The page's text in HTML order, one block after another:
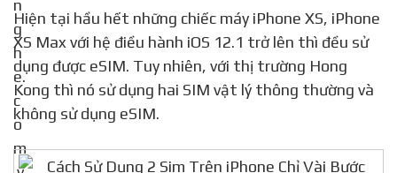
Hiện tại hầu hết những chiếc máy iPhone XS, iPhone
XS Max với hệ điều hành iOS 12.1 trở lên thì đều sử
dụng được eSIM. Tuy nhiên, với thị trường Hong
Kong thì nó sử dụng hai SIM vật lý thông thường và
không sử dụng eSIM.